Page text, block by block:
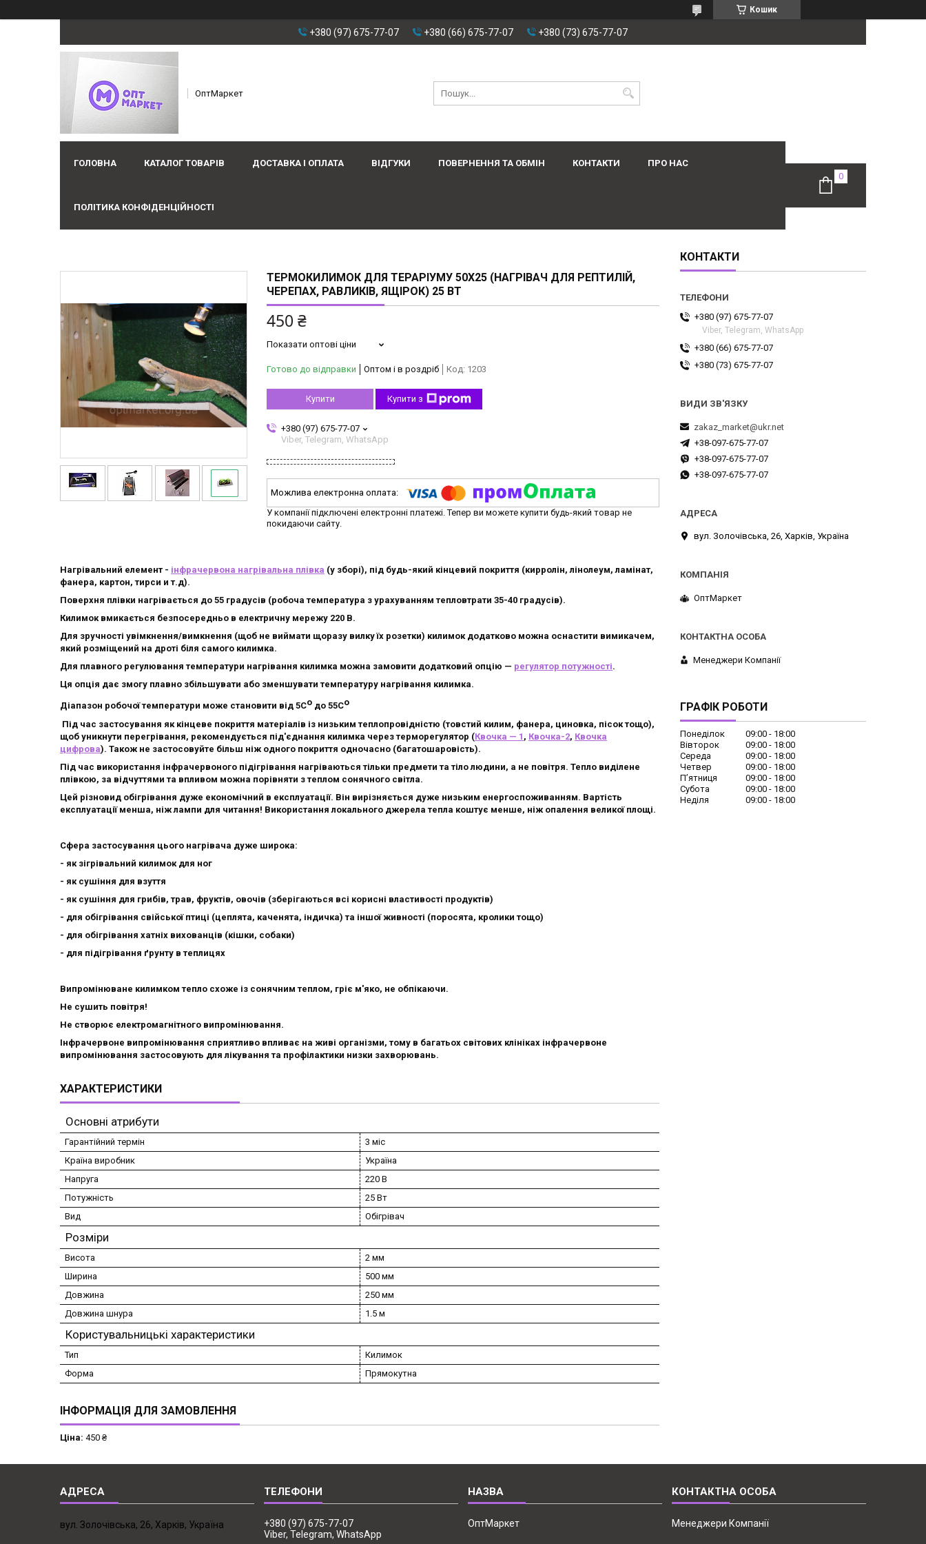
Кошик
+380 (97) 675-77-07 +380 (66) 675-77-07 +380 (73) 675-77-07
ОптМаркет
ГОЛОВНА КАТАЛОГ ТОВАРІВ ДОСТАВКА І ОПЛАТА ВІДГУКИ ПОВЕРНЕННЯ ТА ОБМІН КОНТАКТИ ПРО НАС
ПОЛІТИКА КОНФІДЕНЦІЙНОСТІ
ТЕРМОКИЛИМОК ДЛЯ ТЕРАРІУМУ 50Х25 (НАГРІВАЧ ДЛЯ РЕПТИЛІЙ,
ЧЕРЕПАХ, РАВЛИКІВ, ЯЩІРОК) 25 ВТ
450 ₴
Показати оптові ціни
Готово до відправки Оптом і в роздріб Код: 1203
Купити Купити з
+380 (97) 675-77-07
Viber, Telegram, WhatsApp
У компанії підключені електронні платежі. Тепер ви можете купити будь-який товар не
покидаючи сайту.
Нагрівальний елемент - інфрачервона нагрівальна плівка (у зборі), під будь-який кінцевий покриття (кирролін, лінолеум, ламінат,
фанера, картон, тирси и т.д).
Поверхня плівки нагрівається до 55 градусів (робоча температура з урахуванням тепловтрати 35-40 градусів).
Килимок вмикається безпосередньо в електричну мережу 220 В.
Для зручності увімкнення/вимкнення (щоб не виймати щоразу вилку їх розетки) килимок додатково можна оснастити вимикачем,
який розміщений на дроті біля самого килимка.
Для плавного регулювання температури нагрівання килимка можна замовити додатковий опцію — регулятор потужності.
Ця опція дає змогу плавно збільшувати або зменшувати температуру нагрівання килимка.
Діапазон робочої температури може становити від 5Со до 55Со
Під час застосування як кінцеве покриття матеріалів із низьким теплопровідністю (товстий килим, фанера, циновка, пісок тощо),
щоб уникнути перегрівання, рекомендується під'єднання килимка через терморегулятор (Квочка — 1 , Квочка-2, Квочка
цифрова). Також не застосовуйте більш ніж одного покриття одночасно (багатошаровість).
Під час використання інфрачервоного підігрівання нагріваються тільки предмети та тіло людини, а не повітря. Тепло виділене
плівкою, за відчуттями та впливом можна порівняти з теплом сонячного світла.
Цей різновид обігрівання дуже економічний в експлуатації. Він вирізняється дуже низьким енергоспоживанням. Вартість
експлуатації менша, ніж лампи для читання! Використання локального джерела тепла коштує менше, ніж опалення великої площі.
Сфера застосування цього нагрівача дуже широка:
- як зігрівальний килимок для ног
- як сушіння для взуття
- як сушіння для грибів, трав, фруктів, овочів (зберігаються всі корисні властивості продуктів)
- для обігрівання свійської птиці (цеплята, каченята, індичка) та іншої живності (поросята, кролики тощо)
- для обігрівання хатніх вихованців (кішки, собаки)
- для підігрівання ґрунту в теплицях
Випромінюване килимком тепло схоже із сонячним теплом, гріє м'яко, не обпікаючи.
Не сушить повітря!
Не створює електромагнітного випромінювання.
Інфрачервоне випромінювання сприятливо впливає на живі організми, тому в багатьох світових клініках інфрачервоне
випромінювання застосовують для лікування та профілактики низки захворювань.
ХАРАКТЕРИСТИКИ
Основні атрибути
Гарантійний термін
3 міс
Країна виробник
Україна
Напруга
220 В
Потужність
25 Вт
Вид
Обігрівач
Розміри
Висота
2 мм
Ширина
500 мм
Довжина
250 мм
Довжина шнура
1.5 м
Користувальницькі характеристики
Тип
Килимок
Форма
Прямокутна
ІНФОРМАЦІЯ ДЛЯ ЗАМОВЛЕННЯ
Ціна: 450 ₴
КОНТАКТИ
+380 (97) 675-77-07
Viber, Telegram, WhatsApp
+380 (66) 675-77-07
+380 (73) 675-77-07
zakaz_market@ukr.net
+38-097-675-77-07
+38-097-675-77-07
+38-097-675-77-07
вул. Золочівська, 26, Харків, Україна
ОптМаркет
Менеджери Компанії
ГРАФІК РОБОТИ
Понеділок 09:00
18:00
Вівторок
09:00
18:00
Середа
09:00
18:00
Четвер
09:00
18:00
Пʼятниця
09:00
18:00
Субота
09:00
18:00
Неділя
09:00 18:00
вул. Золочівська, 26, Харків, Україна
+380 (97) 675-77-07
Viber, Telegram, WhatsApp
ОптМаркет Менеджери Компанії